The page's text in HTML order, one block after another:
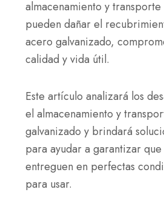
almacenamiento y
pueden dañar el
acero galvanizado,
calidad y vida útil.
Este artículo analizará los
el almacenamiento y
galvanizado y brindará
para ayudar a garantizar que
entreguen en perfectas
para usar.